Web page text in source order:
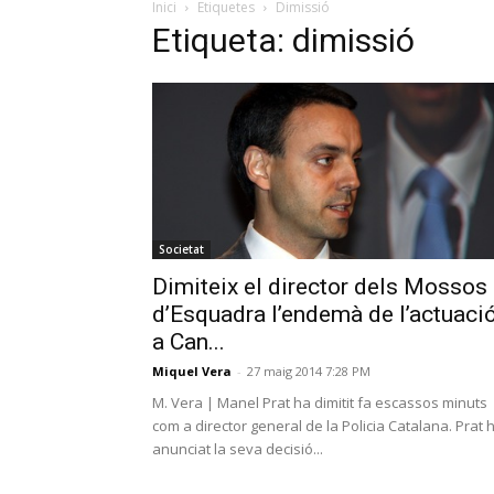
Inici Etiquetes Dimissió
Etiqueta: dimissió
Societat
Dimiteix el director dels Mossos
d’Esquadra l’endemà de
a Can...
Miquel Vera - 27 maig 2014 7:28 PM
M. Vera | Manel Prat ha dimitit fa escassos minuts
com a director general de la Policia Catalana. Prat
anunciat la seva decisió...